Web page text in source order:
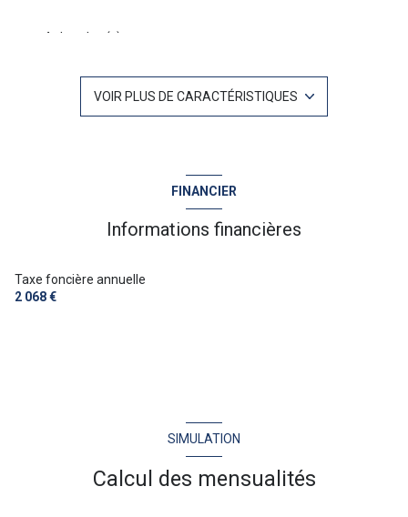
4 chambre(s)
cuisine américaine (équipée)
VOIR PLUS DE CARACTÉRISTIQUES
FINANCIER
Informations financières
Taxe foncière annuelle
2 068 €
SIMULATION
Calcul des mensualités